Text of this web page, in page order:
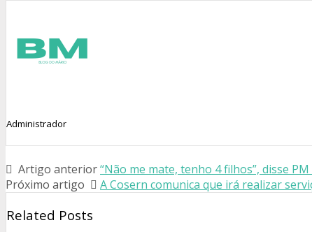
Administrador
Artigo anterior“Não me mate, tenho 4 filhos”, disse
Próximo artigo
A Cosern comunica que irá realizar
Related Posts